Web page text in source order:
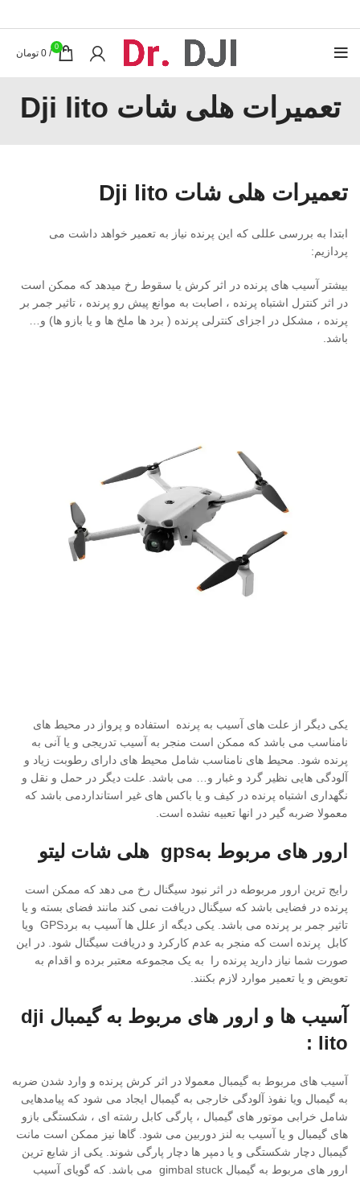
0
/
0 تومان
تعمیرات هلی شات Dji lito
تعمیرات هلی شات Dji lito
ابتدا به بررسی عللی که این پرنده نیاز به تعمیر خواهد داشت می
پردازیم:
بیشتر آسیب های پرنده در اثر کرش یا سقوط رخ میدهد که ممکن است
در اثر کنترل اشتباه پرنده ، اصابت به موانع پیش رو پرنده ، تاثیر جمر بر
پرنده ، مشکل در اجزای کنترلی پرنده ( برد ها ملخ ها و یا بازو ها) و…
باشد.
یکی دیگر از علت های آسیب به پرنده استفاده و پرواز در محیط های
نامناسب می باشد که ممکن است منجر به آسیب تدریجی و یا آنی به
پرنده شود. محیط های نامناسب شامل محیط های دارای رطوبت زیاد و
آلودگی هایی نظیر گرد و غبار و… می باشد. علت دیگر در حمل و نقل و
نگهداری اشتباه پرنده در کیف و یا باکس های غیر استانداردمی باشد که
معمولا ضربه گیر در انها تعبیه نشده است.
ارور های مربوط بهgps هلی شات لیتو
رایج ترین ارور مربوطه در اثر نبود سیگنال رخ می دهد که ممکن است
پرنده در فضایی باشد که سیگنال دریافت نمی کند مانند فضای بسته و یا
تاثیر جمر بر پرنده می باشد. یکی دیگه از علل ها آسیب به بردGPS ویا
کابل پرنده است که منجر به عدم کارکرد و دریافت سیگنال شود. در این
صورت شما نیاز دارید پرنده را به یک مجموعه معتبر برده و اقدام به
تعویض و یا تعمیر موارد لازم بکنند.
آسیب ها و ارور های مربوط به گیمبال dji
lito :
آسیب های مربوط به گیمبال معمولا در اثر کرش پرنده و وارد شدن ضربه
به گیمبال ویا نفوذ آلودگی خارجی به گیمبال ایجاد می شود که پیامدهایی
شامل خرابی موتور های گیمبال ، پارگی کابل رشته ای ، شکستگی بازو
های گیمبال و یا آسیب به لنز دوربین می شود. گاها نیز ممکن است مانت
گیمبال دچار شکستگی و یا دمپر ها دچار پارگی شوند. یکی از شایع ترین
ارور های مربوط به گیمبال gimbal stuck می باشد. که گویای آسیب